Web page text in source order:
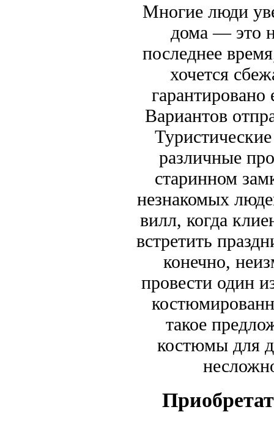
Многие люди
дома — это
последнее
хочется
Вариантов
различные
старинном
незнакомых
вилл, когда
встретить
конечно,
провести один
такое
костюмы для